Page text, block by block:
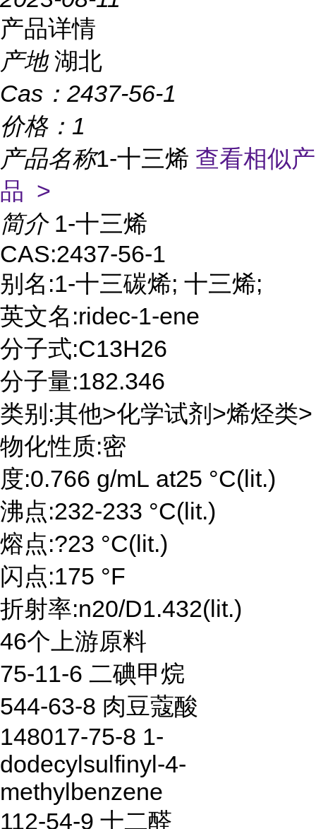
产品详情
产地 湖北
Cas： 2437-56-1
价格： 1
产品名称1-十三烯 查看相似产
品 >
简介 1-十三烯
CAS:2437-56-1
别名:1-十三碳烯; 十三烯;
英文名:ridec-1-ene
分子式:C13H26
分子量:182.346
类别:其他>化学试剂>烯烃类>
物化性质:密
度:0.766 g/mL at25 °C(lit.)
沸点:232-233 °C(lit.)
熔点:?23 °C(lit.)
闪点:175 °F
折射率:n20/D1.432(lit.)
46个上游原料
75-11-6 二碘甲烷
544-63-8 肉豆蔻酸
148017-75-8 1-
dodecylsulfinyl-4-
methylbenzene
112-54-9 十二醛